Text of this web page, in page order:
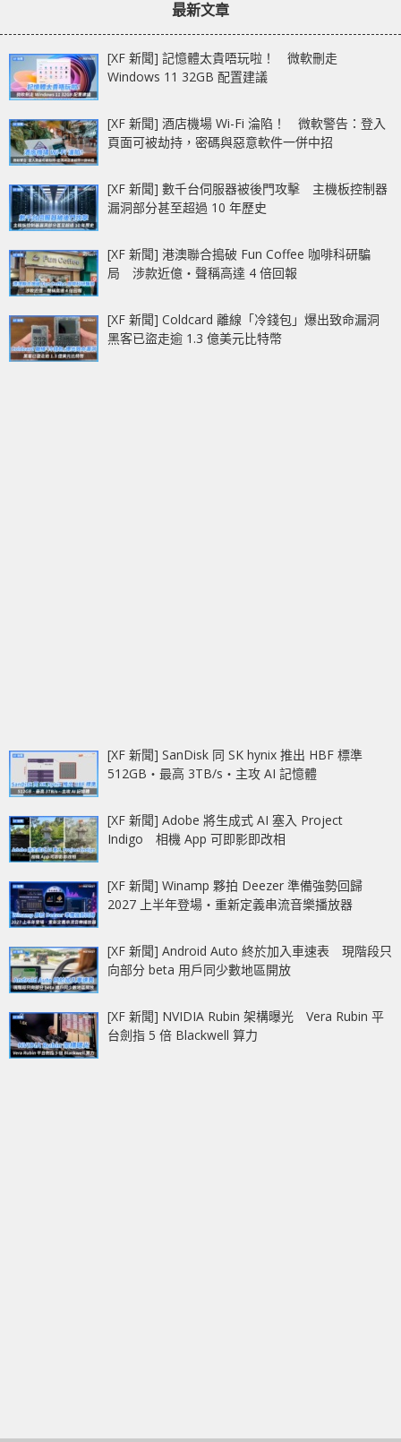
最新文章
[XF 新聞] 記憶體太貴唔玩啦！ 微軟刪走
Windows 11 32GB 配置建議
[XF 新聞] 酒店機場 Wi-Fi 淪陷！ 微軟警告：登入
頁面可被劫持，密碼與惡意軟件一併中招
[XF 新聞] 數千台伺服器被後門攻擊 主機板控制器
漏洞部分甚至超過 10 年歷史
[XF 新聞] 港澳聯合搗破 Fun Coffee 咖啡科研騙
局 涉款近億‧聲稱高達 4 倍回報
[XF 新聞] Coldcard 離線「冷錢包」爆出致命漏洞
黑客已盜走逾 1.3 億美元比特幣
[XF 新聞] SanDisk 同 SK hynix 推出 HBF 標準
512GB‧最高 3TB/s‧主攻 AI 記憶體
[XF 新聞] Adobe 將生成式 AI 塞入 Project
Indigo 相機 App 可即影即改相
[XF 新聞] Winamp 夥拍 Deezer 準備強勢回歸
2027 上半年登場‧重新定義串流音樂播放器
[XF 新聞] Android Auto 終於加入車速表 現階段只
向部分 beta 用戶同少數地區開放
[XF 新聞] NVIDIA Rubin 架構曝光 Vera Rubin 平
台劍指 5 倍 Blackwell 算力